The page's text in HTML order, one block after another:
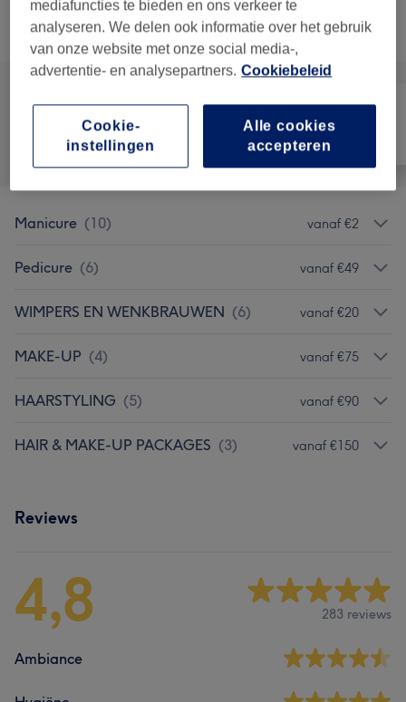
Alle behandelingen
Alle
Manicure (10) vanaf €2
Pedicure (6) vanaf €49
WIMPERS EN WENKBRAUWEN (6) vanaf €20
MAKE-UP (4) vanaf €75
HAARSTYLING (5) vanaf €90
HAIR & MAKE-UP PACKAGES (3) vanaf €150
Reviews
4,8 283 reviews
Ambiance
mediafuncties te bieden en ons verkeer te
analyseren. We delen ook informatie over het gebruik
van onze website met onze social media-,
advertentie- en analysepartners. Cookiebeleid
Alle cookies
accepteren
Cookie-
instellingen